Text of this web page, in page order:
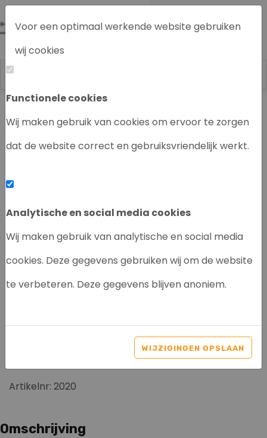
Voor een optimaal werkende website gebruiken
wij cookies
Functionele cookies
Wij maken gebruik van cookies om ervoor te zorgen
dat de website correct en gebruiksvriendelijk werkt.
Analytische en social media cookies
Wij maken gebruik van analytische en social media
cookies. Deze gegevens gebruiken wij om de website
te verbeteren. Deze gegevens blijven anoniem.
WIJZIGINGEN OPSLAAN
Labrecycling Chromatografie instrumenten
‹
PUMP G1311A + G1315B
Artikelnr: 2020
Omschrijving